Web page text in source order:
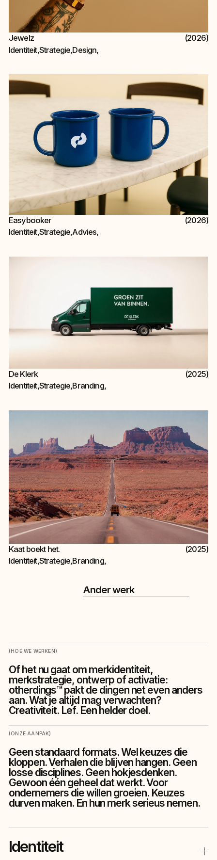
Jewelz
(2026)
Identiteit,Strategie,Design,
Easybooker
(2026)
Identiteit,Strategie,Advies,
De Klerk
(2025)
Identiteit,Strategie,Branding,
Kaat boekt het.
(2025)
Identiteit,Strategie,Branding,
Ander werk
(HOE WE WERKEN)
Of het nu gaat om merkidentiteit,
merkstrategie, ontwerp of activatie:
otherdings™ pakt de dingen net even anders
aan. Wat je altijd mag verwachten?
Creativiteit. Lef. Een helder doel.
(ONZE AANPAK)
Geen standaard formats. Wel keuzes die
kloppen. Verhalen die blijven hangen. Geen
losse disciplines. Geen hokjesdenken.
Gewoon één geheel dat werkt. Voor
ondernemers die willen groeien. Keuzes
durven maken. En hun merk serieus nemen.
Identiteit